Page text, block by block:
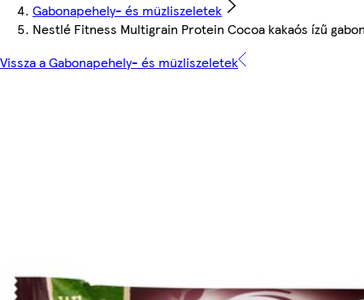
Gabonapehely- és müzliszeletek
Nestlé Fitness Multigrain Protein Cocoa kakaós ízű
Vissza a Gabonapehely- és müzliszeletek